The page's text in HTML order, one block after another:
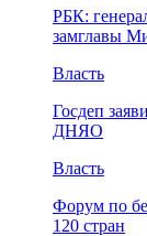
РБК:
замглавы
Власть
Госдеп
ДНЯО
Власть
Форум по
120 стран